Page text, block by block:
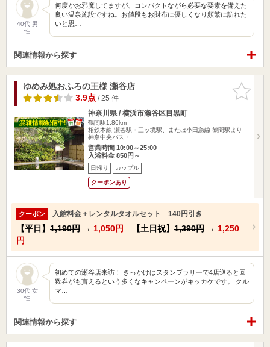
40代 男
性
何度かお邪魔してますが、コンパクトながら必要な要素を備えた
良い温泉施設ですね。お値段もお財布に優しくなり頻繁に訪れた
いと思…
関連情報から探す
お気に入
りに追加
ゆめみ処おふろの王様 瀬谷店
3.9点/ 25 件
神奈川県 / 横浜市瀬谷区目黒町
鶴間駅1.86km
相鉄本線 瀬谷駅・三ッ境駅、または小田急線 鶴間駅より
神奈中央バス・…
営業時間 10:00～25:00
入浴料金 850円～
日帰り カップル
クーポンあり
クーポン 入館料金＋レンタルタオルセット 140円引き
【平日】 1,190円 → 1,050円 【土日祝】 1,390円 → 1,250
円
30代 女
性
初めての瀬谷店来訪！ きっかけはスタンプラリーで4店巡ると回
数券がも貰えるという多くなキャンペーンがキッカケです。 クル
マ…
関連情報から探す